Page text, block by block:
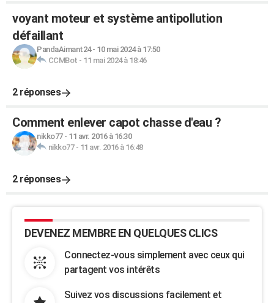
voyant moteur et système antipollution
défaillant
PandaAimant24- 10 mai 2024 à 17:50
CCMBot - 11 mai 2024 à 18:46
2 réponses
Comment enlever capot chasse d'eau ?
nikko77- 11 avr. 2016 à 16:30
nikko77- 11 avr. 2016 à 16:48
2 réponses
DEVENEZ MEMBRE EN QUELQUES CLICS
Connectez-vous simplement avec ceux qui
partagent vos intérêts
Suivez vos discussions facilement et